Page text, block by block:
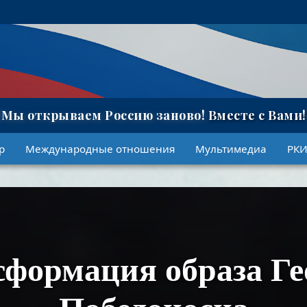
Мы открываем Россию заново! Вместе с Вами!
Международные отношения Мультимедиа
образа